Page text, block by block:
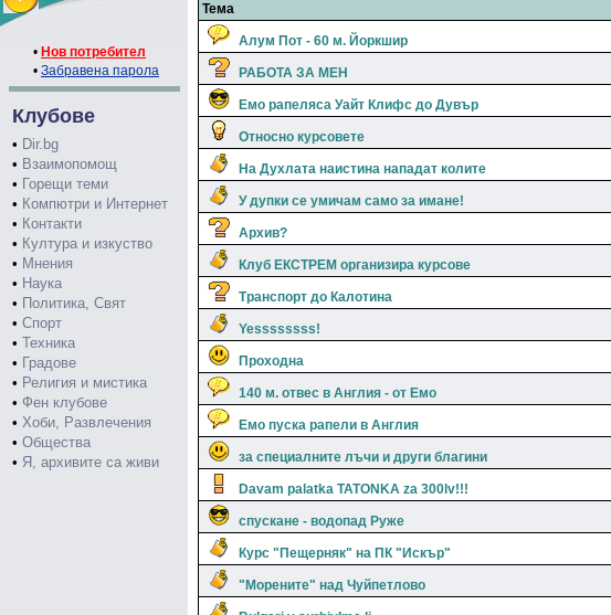
• Нов потребител
• Забравена парола
Клубове
• Dir.bg
• Взаимопомощ
• Горещи теми
• Компютри и Интернет
• Контакти
• Култура и изкуство
• Мнения
• Наука
• Политика, Свят
• Спорт
• Техника
• Градове
• Религия и мистика
• Фен клубове
• Хоби, Развлечения
• Общества
• Я, архивите са живи
Тема
Алум Пот - 60 м. Йоркшир
РАБОТА ЗА МЕН
Емо рапеляса Уайт Клифс до Дувър
Относно курсовете
На Духлата наистина нападат колите
У дупки се умичам само за имане!
Архив?
Клуб ЕКСТРЕМ организира курсове
Транспорт до Калотина
Yessssssss!
Проходна
140 м. отвес в Англия - от Емо
Емо пуска рапели в Англия
за специалните лъчи и други благини
Davam palatka TATONKA za 300lv!!!
спускане - водопад Руже
Курс "Пещерняк" на ПК "Искър"
"Морените" над Чуйпетлово